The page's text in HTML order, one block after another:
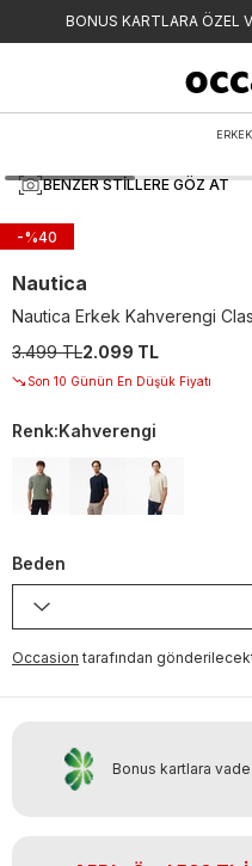
BONUS KARTLARA ÖZEL
ERKEK
BENZER STILLERE GÖZ AT
-%40
Nautica
Nautica Erkek Kahverengi
3.499 TL2.099 TL
Son 10 Günün En Düşük Fiyatı
Renk:Kahverengi
Beden
Occasion tarafından
Bonus kartlara